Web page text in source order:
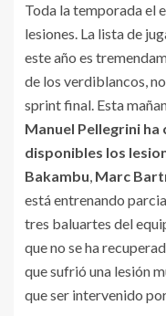
Toda la temporada el
lesiones. La lista de
este año es
de los verdiblancos,
sprint final. Esta
Manuel Pellegrini
disponibles los
Bakambu, Marc
está entrenando
tres baluartes del
que no se ha
que sufrió una lesión
que ser intervenido